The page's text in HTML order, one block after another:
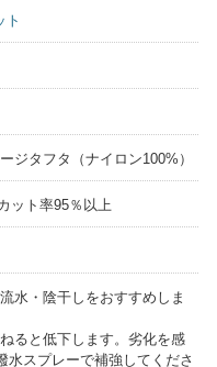
ト
ジタフタ（ナイロン100%）
ット率95％以上
水・陰干しをおすすめしま
ると低下します。劣化を感
水スプレーで補強してくださ